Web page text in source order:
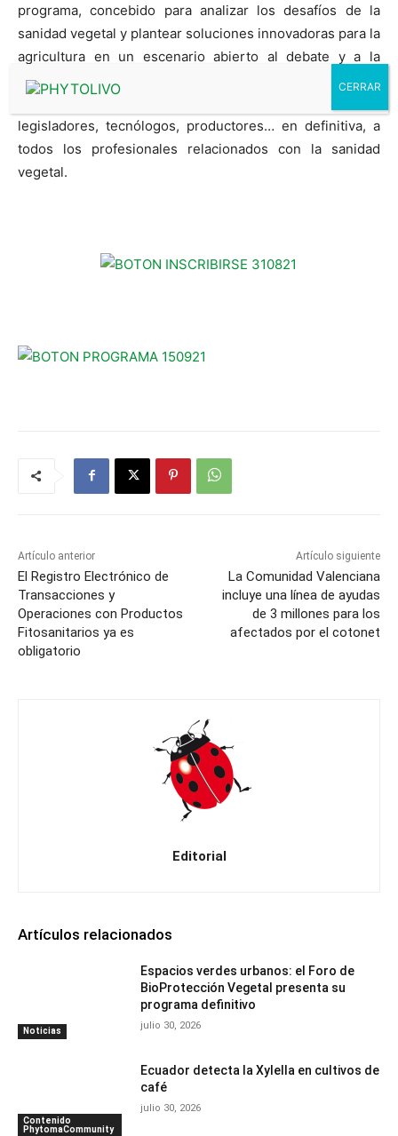
programa, concebido para analizar los desafíos de la
sanidad vegetal y plantear soluciones innovadoras para la
agricultura en un escenario abierto al debate y a la
participación, está dirigido a asesores, técnicos,
legisladores, tecnólogos, productores… en definitiva, a
todos los profesionales relacionados con la sanidad
vegetal.
Artículo anterior
El Registro Electrónico de
Transacciones y
Operaciones con Productos
Fitosanitarios ya es
obligatorio
Artículo siguiente
La Comunidad Valenciana
incluye una línea de ayudas
de 3 millones para los
afectados por el cotonet
Editorial
Artículos relacionados
Noticias
Espacios verdes urbanos: el Foro de
BioProtección Vegetal presenta su
programa definitivo
julio 30, 2026
Contenido
PhytomaCommunity
Ecuador detecta la Xylella en cultivos de
café
julio 30, 2026